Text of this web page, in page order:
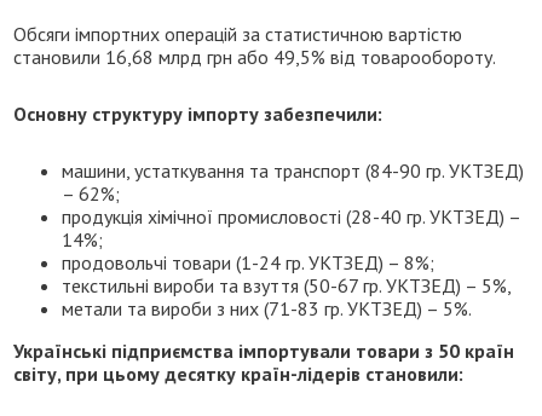
Обсяги імпортних операцій за статистичною вартістю
становили 16,68 млрд грн або 49,5% від товарообороту.
Основну структуру імпорту забезпечили:
машини, устаткування та транспорт (84-90 гр. УКТЗЕД)
– 62%;
продукція хімічної промисловості (28-40 гр. УКТЗЕД) –
14%;
продовольчі товари (1-24 гр. УКТЗЕД) – 8%;
текстильні вироби та взуття (50-67 гр. УКТЗЕД) – 5%,
метали та вироби з них (71-83 гр. УКТЗЕД) – 5%.
Українські підприємства імпортували товари з 50 країн
світу, при цьому десятку країн-лідерів становили: